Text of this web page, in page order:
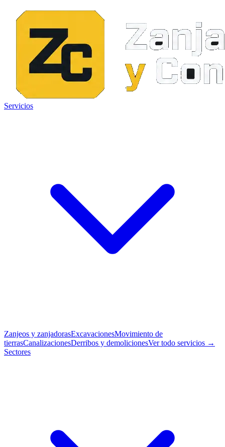
Servicios
Zanjeos y zanjadorasExcavacionesMovimiento de
tierrasCanalizacionesDerribos y demolicionesVer todo servicios →
Sectores